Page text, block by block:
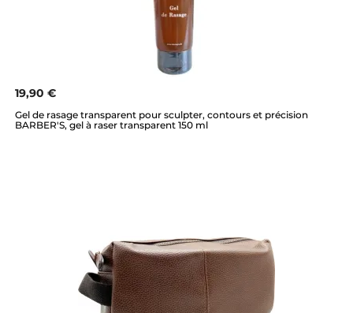
19,90 €
Gel de rasage transparent pour sculpter, contours et précision
BARBER'S, gel à raser transparent 150 ml